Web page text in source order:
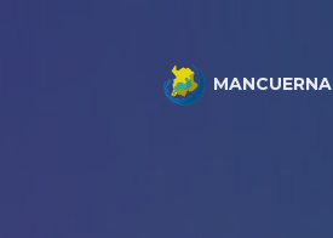
MANCUERNA